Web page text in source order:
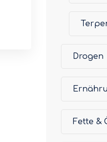
Drogen
Fette &